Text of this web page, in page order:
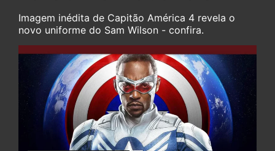
Imagem inédita de Capitão América 4 revela o
novo uniforme do Sam Wilson - confira.